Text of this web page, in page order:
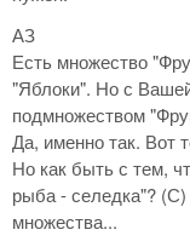
АЗ
Есть множество
"Яблоки". Но с
подмножеством
Да, именно так. Вот
Но как быть с тем,
рыба - селедка"?
множества...